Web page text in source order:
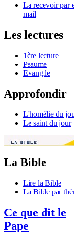
La recevoir par
mail
Les lectures
1ère lecture
Psaume
Evangile
Approfondir
L'homélie du
Le saint du jour
La Bible
Lire la Bible
La Bible par
Ce que dit le
Pape